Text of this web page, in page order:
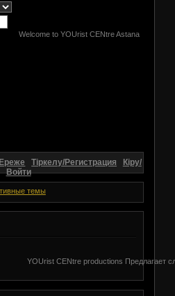
Welcome to YOUrist CENtre Astana
Ереже Тіркелу/Регистрация
Кіру/
Войти
темы
YOUrist CENtre productions Предлагает